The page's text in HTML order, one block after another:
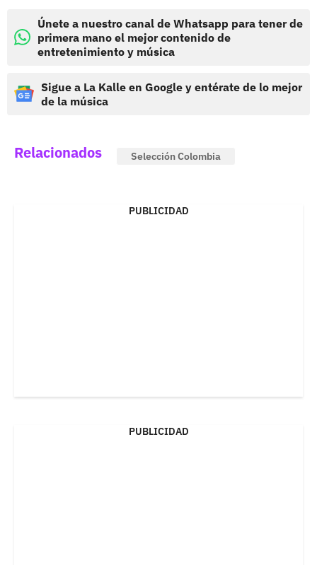
Únete a nuestro canal de Whatsapp para tener de
primera mano el mejor contenido de
entretenimiento y música
Sigue a La Kalle en Google y entérate de lo mejor
de la música
Relacionados Selección Colombia
PUBLICIDAD
PUBLICIDAD